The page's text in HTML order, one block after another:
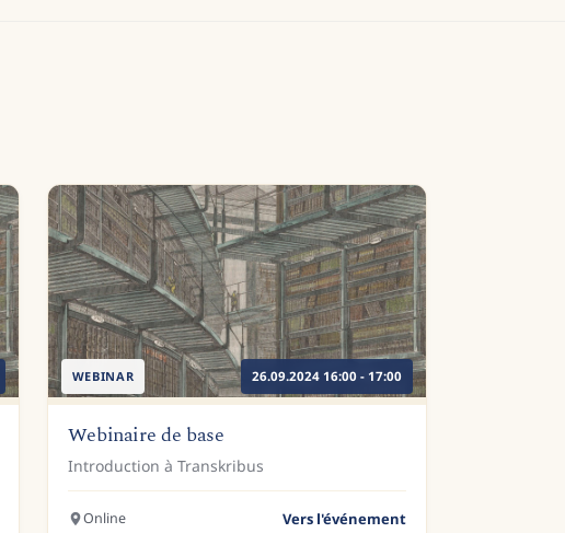
WEBINAR 26.09.2024 16:00 - 17:00
Webinaire de base
Introduction à Transkribus
Online Vers l'événement